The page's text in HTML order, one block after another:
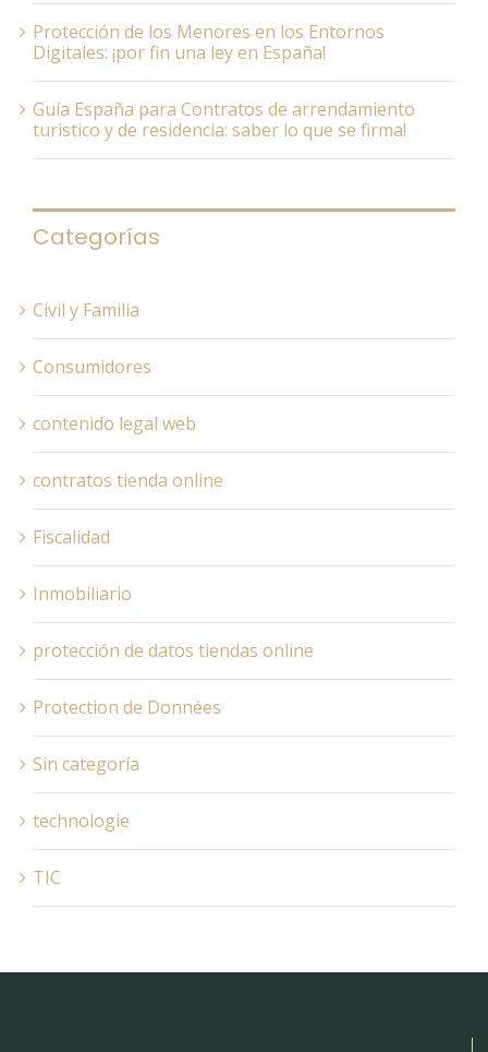
Protección de los Menores en los Entornos
Digitales: ¡por fin una ley en España!
Guía España para Contratos de arrendamiento
turistico y de residencia: saber lo que se firma!
Categorías
Civil y Familia
Consumidores
contenido legal web
contratos tienda online
Fiscalidad
Inmobiliario
protección de datos tiendas online
Protection de Données
Sin categoría
technologie
TIC